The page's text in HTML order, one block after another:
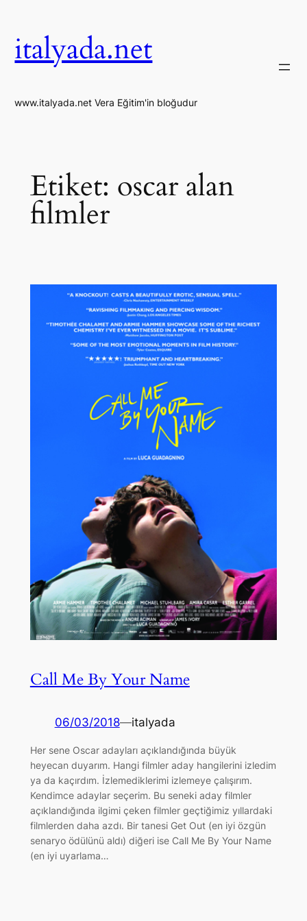
italyada.net
www.italyada.net Vera Eğitim'in bloğudur
Etiket: oscar alan
filmler
Call Me By Your Name
06/03/2018—italyada
Her sene Oscar adayları açıklandığında büyük
heyecan duyarım. Hangi filmler aday hangilerini izledim
ya da kaçırdım. İzlemediklerimi izlemeye çalışırım.
Kendimce adaylar seçerim. Bu seneki aday filmler
açıklandığında ilgimi çeken filmler geçtiğimiz yıllardaki
filmlerden daha azdı. Bir tanesi Get Out (en iyi özgün
senaryo ödülünü aldı) diğeri ise Call Me By Your Name
(en iyi uyarlama…